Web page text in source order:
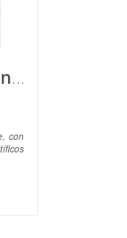
El Itssy promueve la igualdad en la ciencia.
con